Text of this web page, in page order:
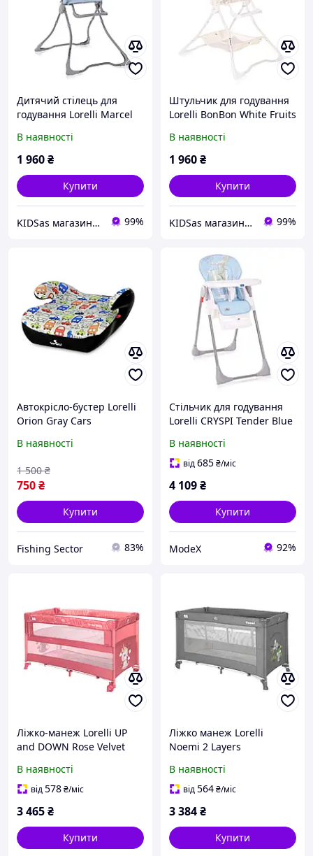
Дитячий стілець для
годування Lorelli Marcel
дитини до 15 кілограмів,
чехол ПВХ)
В наявності
1 960₴
Купити
KIDSas магазин-дискаунтер дитячих товарів 99%
Штульчик для годування
Lorelli BonBon White Fruits
знімання, чохол ПВХ)
В наявності
1 960₴
Купити
KIDSas магазин-дискаунтер дитячих товарів 99%
Автокрісло-бустер Lorelli
Orion Gray Cars
В наявності
750₴
1 500 ₴
Купити
Fishing Sector 83%
Стільчик для годування
Lorelli CRYSPI Tender Blue
В наявності
від685₴/міс
4 109₴
Купити
ModeX 92%
Ліжко-манеж Lorelli UP
and DOWN Rose Velvet
В наявності
від578₴/міс
3 465₴
Купити
Ліжко манеж Lorelli
Noemi 2 Layers
В наявності
від564₴/міс
3 384₴
Купити